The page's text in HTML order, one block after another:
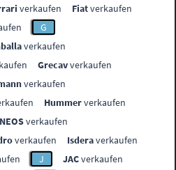
verkaufen Fiatverkaufen
G
verkaufen
Grecavverkaufen
verkaufen
Hummerverkaufen
verkaufen
verkaufen Isderaverkaufen
J JACverkaufen